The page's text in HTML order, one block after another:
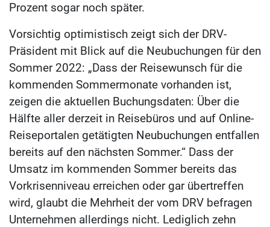
Prozent sogar noch später.
Vorsichtig optimistisch zeigt sich der DRV-
Präsident mit Blick auf die Neubuchungen für den
Sommer 2022: „Dass der Reisewunsch für die
kommenden Sommermonate vorhanden ist,
zeigen die aktuellen Buchungsdaten: Über die
Hälfte aller derzeit in Reisebüros und auf Online-
Reiseportalen getätigten Neubuchungen entfallen
bereits auf den nächsten Sommer.“ Dass der
Umsatz im kommenden Sommer bereits das
Vorkrisenniveau erreichen oder gar übertreffen
wird, glaubt die Mehrheit der vom DRV befragen
Unternehmen allerdings nicht. Lediglich zehn